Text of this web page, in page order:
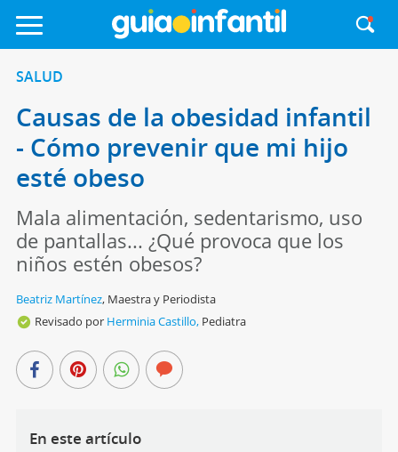
SALUD
Causas de la obesidad infantil
- Cómo prevenir que mi hijo
esté obeso
Mala alimentación, sedentarismo, uso
de pantallas... ¿Qué provoca que los
niños estén obesos?
Beatriz Martínez, Maestra y Periodista
Revisado por Herminia Castillo, Pediatra
En este artículo